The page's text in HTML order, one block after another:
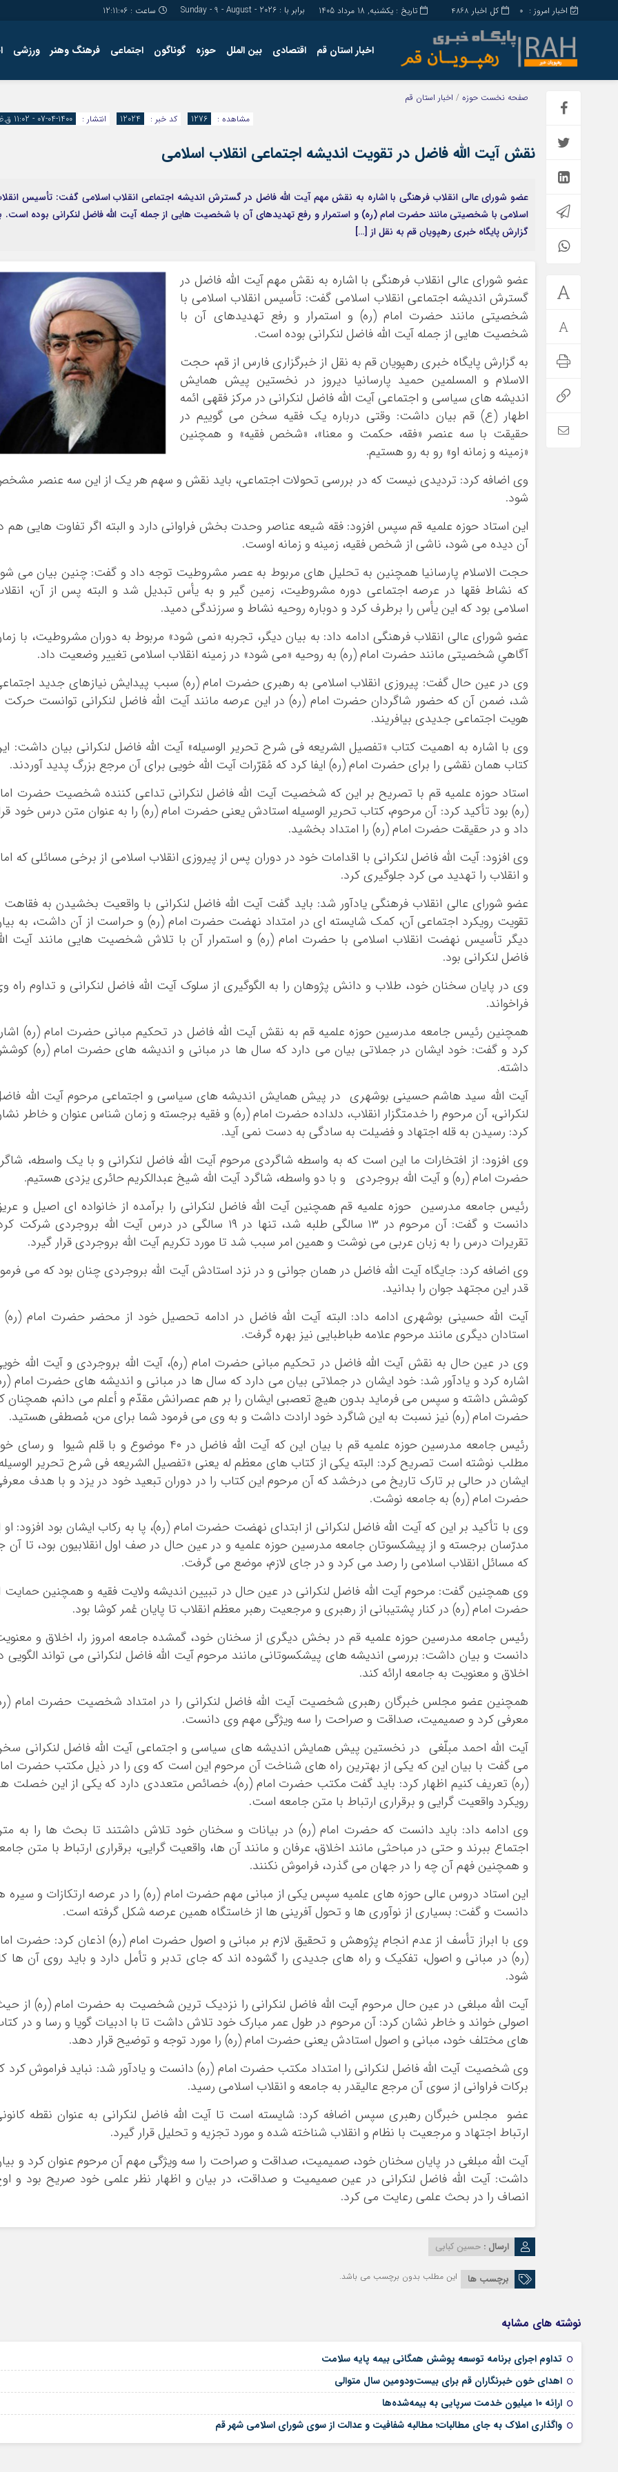
کل اخبار 4868 اخبار امروز : 0 تاریخ : یکشنبه, 18 مرداد 1405 برابر با : Sunday - 9 - August - 2026 ساعت : 12:11:07
اخبار استان قم اقتصادی بین الملل حوزه گوناگون اجتماعی فرهنگ وهنر ورزشی
صفحه نخست حوزه / اخبار استان قم
انتشار :
1400-04-07 - 11:02 ق.ظ کد خبر : 12024 مشاهده : 1276
نقش آیت الله فاضل در تقویت اندیشه اجتماعی انقلاب اسلامی
عضو شورای عالی انقلاب فرهنگی با اشاره به نقش مهم آیت الله فاضل در گسترش اندیشه اجتماعی انقلاب اسلامی گفت: تأسیس
اسلامی با شخصیتی مانند حضرت امام (ره) و استمرار و رفع تهدیدهای آن با شخصیت هایی از جمله آیت الله فاضل لنکرانی بوده است.
گزارش پایگاه خبری رهپویان قم به نقل از […]
عضو شورای عالی انقلاب فرهنگی با اشاره به نقش مهم آیت الله فاضل در
گسترش اندیشه اجتماعی انقلاب اسلامی گفت: تأسیس انقلاب اسلامی با
شخصیتی مانند حضرت امام (ره) و استمرار و رفع تهدیدهای آن با
شخصیت هایی از جمله آیت الله فاضل لنکرانی بوده است.
به گزارش پایگاه خبری رهپویان قم به نقل از خبرگزاری فارس از قم، حجت
الاسلام و المسلمین حمید پارسانیا دیروز در نخستین پیش همایش
اندیشه های سیاسی و اجتماعی آیت الله فاضل لنکرانی در مرکز فقهی ائمه
اطهار (ع) قم بیان داشت: وقتی درباره یک فقیه سخن می گوییم در
حقیقت با سه عنصر «فقه، حکمت و معنا»، «شخص فقیه» و همچنین
«زمینه و زمانه او» رو به رو هستیم.
وی اضافه کرد: تردیدی نیست که در بررسی تحولات اجتماعی، باید نقش و سهم هر یک از این سه عنصر
شود.
این استاد حوزه علمیه قم سپس افزود: فقه شیعه عناصر وحدت بخش فراوانی دارد و البته اگر تفاوت هایی هم
آن دیده می شود، ناشی از شخص فقیه، زمینه و زمانه اوست.
حجت الاسلام پارسانیا همچنین به تحلیل های مربوط به عصر مشروطیت توجه داد و گفت: چنین بیان می
که نشاط فقها در عرصه اجتماعی دوره مشروطیت، زمین گیر و به یأس تبدیل شد و البته پس از آن،
اسلامی بود که این یأس را برطرف کرد و دوباره روحیه نشاط و سرزندگی دمید.
عضو شورای عالی انقلاب فرهنگی ادامه داد: به بیان دیگر، تجربه «نمی شود» مربوط به دوران مشروطیت، با
آگاهیِ شخصیتی مانند حضرت امام (ره) به روحیه «می شود» در زمینه انقلاب اسلامی تغییر وضعیت داد.
وی در عین حال گفت: پیروزی انقلاب اسلامی به رهبری حضرت امام (ره) سبب پیدایش نیازهای جدید
شد، ضمن آن که حضور شاگردان حضرت امام (ره) در این عرصه مانند آیت الله فاضل لنکرانی توانست حرکت
هویت اجتماعی جدیدی بیافریند.
وی با اشاره به اهمیت کتاب «تفصیل الشریعه فی شرح تحریر الوسیله» آیت الله فاضل لنکرانی بیان داشت:
کتاب همان نقشی را برای حضرت امام (ره) ایفا کرد که مُقرّرات آیت الله خویی برای آن مرجع بزرگ پدید آوردند.
استاد حوزه علمیه قم با تصریح بر این که شخصیت آیت الله فاضل لنکرانی تداعی کننده شخصیت حضرت
(ره) بود تأکید کرد: آن مرحوم، کتاب تحریر الوسیله استادش یعنی حضرت امام (ره) را به عنوان متن درس خود
داد و در حقیقت حضرت امام (ره) را امتداد بخشید.
وی افزود: آیت الله فاضل لنکرانی با اقدامات خود در دوران پس از پیروزی انقلاب اسلامی از برخی مسائلی که
و انقلاب را تهدید می کرد جلوگیری کرد.
عضو شورای عالی انقلاب فرهنگی یادآور شد: باید گفت آیت الله فاضل لنکرانی با واقعیت بخشیدن به فقاهت
تقویت رویکرد اجتماعی آن، کمک شایسته ای در امتداد نهضت حضرت امام (ره) و حراست از آن داشت، به
دیگر تأسیس نهضت انقلاب اسلامی با حضرت امام (ره) و استمرار آن با تلاش شخصیت هایی مانند آیت
فاضل لنکرانی بود.
وی در پایان سخنان خود، طلاب و دانش پژوهان را به الگوگیری از سلوک آیت الله فاضل لنکرانی و تداوم راه
فراخواند.
همچنین رئیس جامعه مدرسین حوزه علمیه قم به نقش آیت الله فاضل در تحکیم مبانی حضرت امام (ره)
کرد و گفت: خود ایشان در جملاتی بیان می دارد که سال ها در مبانی و اندیشه های حضرت امام (ره)
داشته.
آیت الله سید هاشم حسینی بوشهری در پیش همایش اندیشه های سیاسی و اجتماعی مرحوم آیت الله
لنکرانی، آن مرحوم را خدمتگزار انقلاب، دلداده حضرت امام (ره) و فقیه برجسته و زمان شناس عنوان و خاطر
کرد: رسیدن به قله اجتهاد و فضیلت به سادگی به دست نمی آید.
وی افزود: از افتخارات ما این است که به واسطه شاگردی مرحوم آیت الله فاضل لنکرانی و با یک واسطه،
حضرت امام (ره) و آیت الله بروجردی و با دو واسطه، شاگرد آیت الله شیخ عبدالکریم حائری یزدی هستیم.
رئیس جامعه مدرسین حوزه علمیه قم همچنین آیت الله فاضل لنکرانی را برآمده از خانواده ای اصیل و
دانست و گفت: آن مرحوم در ۱۳ سالگی طلبه شد، تنها در ۱۹ سالگی در درس آیت الله بروجردی شرکت
تقریرات درس را به زبان عربی می نوشت و همین امر سبب شد تا مورد تکریم آیت الله بروجردی قرار گیرد.
وی اضافه کرد: جایگاه آیت الله فاضل در همان جوانی و در نزد استادش آیت الله بروجردی چنان بود که می
قدر این مجتهد جوان را بدانید.
آیت الله حسینی بوشهری ادامه داد: البته آیت الله فاضل در ادامه تحصیل خود از محضر حضرت امام (ره)
استادان دیگری مانند مرحوم علامه طباطبایی نیز بهره گرفت.
وی در عین حال به نقش آیت الله فاضل در تحکیم مبانی حضرت امام (ره)، آیت الله بروجردی و آیت الله
اشاره کرد و یادآور شد: خود ایشان در جملاتی بیان می دارد که سال ها در مبانی و اندیشه های حضرت امام
کوشش داشته و سپس می فرماید بدون هیچ تعصبی ایشان را بر هم عصرانش مقدّم و أعلم می دانم، همچنان
حضرت امام (ره) نیز نسبت به این شاگرد خود ارادت داشت و به وی می فرمود شما برای من، مُصطفی هستید.
رئیس جامعه مدرسین حوزه علمیه قم با بیان این که آیت الله فاضل در ۴۰ موضوع و با قلم شیوا و
مطلب نوشته است تصریح کرد: البته یکی از کتاب های معظم له یعنی «تفصیل الشریعه فی شرح تحریر
ایشان در حالی بر تارک تاریخ می درخشد که آن مرحوم این کتاب را در دوران تبعید خود در یزد و با هدف
حضرت امام (ره) به جامعه نوشت.
وی با تأکید بر این که آیت الله فاضل لنکرانی از ابتدای نهضت حضرت امام (ره)، پا به رکاب ایشان بود افزود: او
مدرّسان برجسته و از پیشکسوتان جامعه مدرسین حوزه علمیه و در عین حال در صف اول انقلابیون بود، تا آن
که مسائل انقلاب اسلامی را رصد می کرد و در جای لازم، موضع می گرفت.
وی همچنین گفت: مرحوم آیت الله فاضل لنکرانی در عین حال در تبیین اندیشه ولایت فقیه و همچنین حمایت
حضرت امام (ره) در کنار پشتیبانی از رهبری و مرجعیت رهبر معظم انقلاب تا پایان عُمر کوشا بود.
رئیس جامعه مدرسین حوزه علمیه قم در بخش دیگری از سخنان خود، گمشده جامعه امروز را، اخلاق و
دانست و بیان داشت: بررسی اندیشه های پیشکسوتانی مانند مرحوم آیت الله فاضل لنکرانی می تواند الگویی
اخلاق و معنویت به جامعه ارائه کند.
همچنین عضو مجلس خبرگان رهبری شخصیت آیت الله فاضل لنکرانی را در امتداد شخصیت حضرت امام
معرفی کرد و صمیمیت، صداقت و صراحت را سه ویژگی مهم وی دانست.
آیت الله احمد مبلّغی در نخستین پیش همایش اندیشه های سیاسی و اجتماعی آیت الله فاضل لنکرانی
می گفت با بیان این که یکی از بهترین راه های شناخت آن مرحوم این است که وی را در ذیل مکتب حضرت
(ره) تعریف کنیم اظهار کرد: باید گفت مکتب حضرت امام (ره)، خصائص متعددی دارد که یکی از این خصلت
رویکرد واقعیت گرایی و برقراری ارتباط با متن جامعه است.
وی ادامه داد: باید دانست که حضرت امام (ره) در بیانات و سخنان خود تلاش داشتند تا بحث ها را به
اجتماع ببرند و حتی در مباحثی مانند اخلاق، عرفان و مانند آن ها، واقعیت گرایی، برقراری ارتباط با متن
و همچنین فهم آن چه را در جهان می گذرد، فراموش نکنند.
این استاد دروس عالی حوزه های علمیه سپس یکی از مبانی مهم حضرت امام (ره) را در عرصه ارتکازات و سیره
دانست و گفت: بسیاری از نوآوری ها و تحول آفرینی ها از خاستگاه همین عرصه شکل گرفته است.
وی با ابراز تأسف از عدم انجام پژوهش و تحقیق لازم بر مبانی و اصول حضرت امام (ره) اذعان کرد: حضرت
(ره) در مبانی و اصول، تفکیک و راه های جدیدی را گشوده اند که جای تدبر و تأمل دارد و باید روی آن ها
شود.
آیت الله مبلغی در عین حال مرحوم آیت الله فاضل لنکرانی را نزدیک ترین شخصیت به حضرت امام (ره) از
اصولی خواند و خاطر نشان کرد: آن مرحوم در طول عمر مبارک خود تلاش داشت تا با ادبیات گویا و رسا و در
های مختلف خود، مبانی و اصول استادش یعنی حضرت امام (ره) را مورد توجه و توضیح قرار دهد.
وی شخصیت آیت الله فاضل لنکرانی را امتداد مکتب حضرت امام (ره) دانست و یادآور شد: نباید فراموش کرد
برکات فراوانی از سوی آن مرجع عالیقدر به جامعه و انقلاب اسلامی رسید.
عضو مجلس خبرگان رهبری سپس اضافه کرد: شایسته است تا آیت الله فاضل لنکرانی به عنوان نقطه
ارتباط اجتهاد و مرجعیت با نظام و انقلاب شناخته شده و مورد تجزیه و تحلیل قرار گیرد.
آیت الله مبلغی در پایان سخنان خود، صمیمیت، صداقت و صراحت را سه ویژگی مهم آن مرحوم عنوان کرد و
داشت: آیت الله فاضل لنکرانی در عین صمیمیت و صداقت، در بیان و اظهار نظر علمی خود صریح بود و
انصاف را در بحث علمی رعایت می کرد.
ارسال : حسین کبابی
برچسب ها این مطلب بدون برچسب می باشد.
نوشته های مشابه
تداوم اجرای برنامه توسعه پوشش همگانی بیمه پایه سلامت
اهدای خون خبرنگاران قم برای بیست‌ودومین سال متوالی
اراِئه ۱۰ میلیون خدمت سرپایی به بیمه‌شده‌ها
واگذاری املاک به جای مطالبات؛ مطالبه شفافیت و عدالت از سوی شورای اسلامی شهر قم